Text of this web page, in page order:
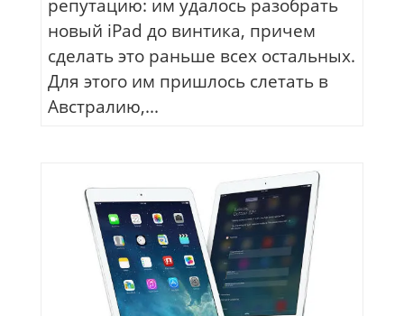
репутацию: им удалось разобрать
новый iPad до винтика, причем
сделать это раньше всех остальных.
Для этого им пришлось слетать в
Австралию,...